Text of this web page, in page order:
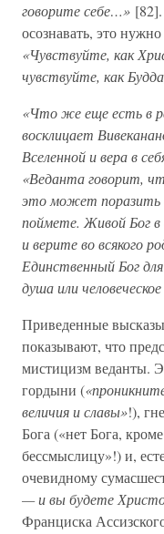
говорите себе…»
осознавать, это
«Чувствуйте, как
чувствуйте, как
«Что же еще есть в
восклицает
Вселенной и вера в
«Веданта говорит,
это может поразить
поймете. Живой Бог
и верите во всякого
Единственный Бог
душа или
Приведенные
показывают, что
мистицизм веданты.
гордыни (
величия и славы»!),
Бога («нет Бога,
бессмыслицу»!) и,
очевидному
— и вы будете
Франциска